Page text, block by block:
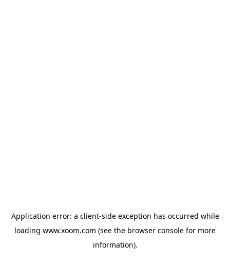
Application error: a client-side exception has occurred while
loading www.xoom.com (see the browser console for more
information).